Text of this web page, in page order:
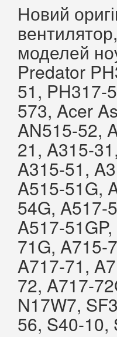
Новий
моделей
Predator
51, PH317-
573, Acer
AN515-52,
21, A315-
A315-51,
A515-51G,
54G, A517-
A517-
71G, A715-
A717-71,
72, A717-
N17W7,
56, S40-10,